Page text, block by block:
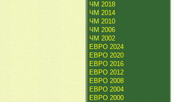
ЧМ 2018
ЧМ 2014
ЧМ 2010
ЧМ 2006
ЧМ 2002
ЕВРО 2024
ЕВРО 2020
ЕВРО 2016
ЕВРО 2012
ЕВРО 2008
ЕВРО 2004
ЕВРО 2000